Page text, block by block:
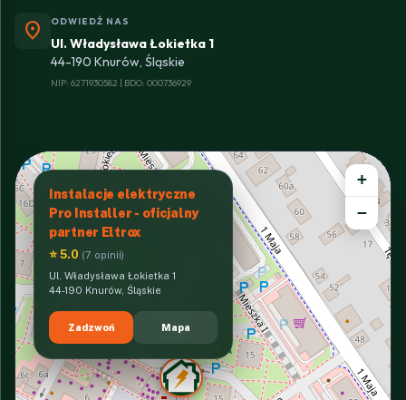
location_on ODWIEDŹ NAS
Ul. Władysława Łokietka 1
44-190 Knurów, Śląskie
NIP: 6271930582 | BDO: 000736929
Instalacje elektryczne
Pro Installer - oficjalny
partner Eltrox
⭐ 5.0 (7 opinii)
Ul. Władysława Łokietka 1
44-190 Knurów, Śląskie
Zadzwoń Mapa
+
−